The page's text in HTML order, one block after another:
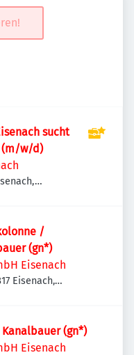
sucht
(m/w/d)
/
(gn*)
Eisenach
Eisenach,
(gn*)
Eisenach